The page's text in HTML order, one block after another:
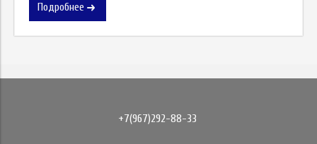
Подробнее
+7(967)292-88-33